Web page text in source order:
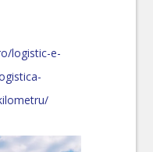
logistic-e-